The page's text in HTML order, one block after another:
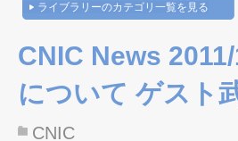
ライブラリーのカテゴリ一覧を見る
CNIC News
について ゲスト
CNIC